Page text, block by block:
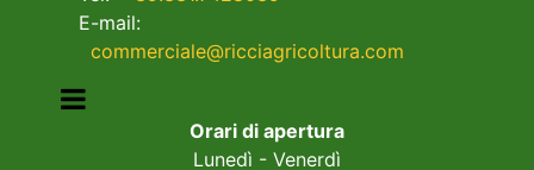
E-mail:
commerciale@ricciagricoltura.com
Open menu
Orari di apertura
Lunedì - Venerdì